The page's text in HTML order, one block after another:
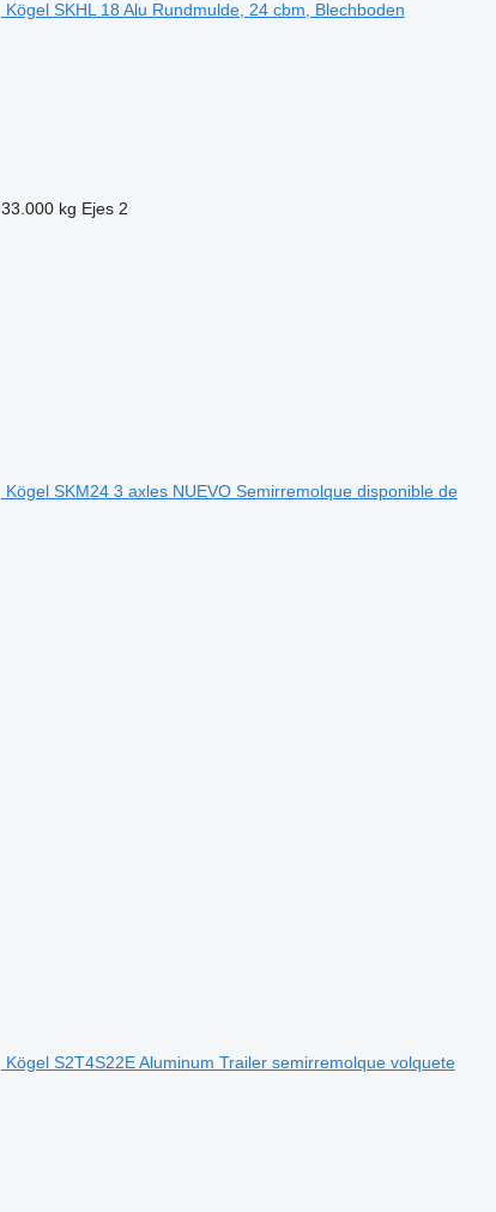
Kögel SKHL 18 Alu Rundmulde, 24 cbm, Blechboden
33.000 kg Ejes 2
Kögel SKM24 3 axles NUEVO Semirremolque disponible de
Kögel S2T4S22E Aluminum Trailer semirremolque volquete